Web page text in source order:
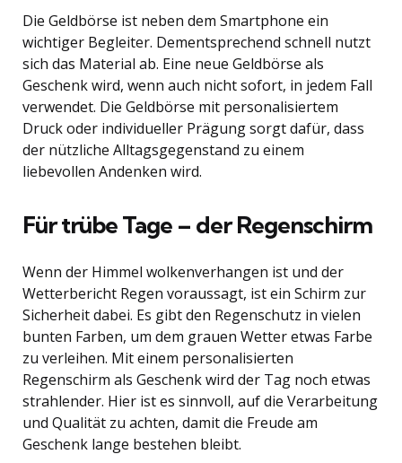
Die Geldbörse ist neben dem Smartphone ein
wichtiger Begleiter. Dementsprechend schnell nutzt
sich das Material ab. Eine neue Geldbörse als
Geschenk wird, wenn auch nicht sofort, in jedem Fall
verwendet. Die Geldbörse mit personalisiertem
Druck oder individueller Prägung sorgt dafür, dass
der nützliche Alltagsgegenstand zu einem
liebevollen Andenken wird.
Für trübe Tage – der Regenschirm
Wenn der Himmel wolkenverhangen ist und der
Wetterbericht Regen voraussagt, ist ein Schirm zur
Sicherheit dabei. Es gibt den Regenschutz in vielen
bunten Farben, um dem grauen Wetter etwas Farbe
zu verleihen. Mit einem personalisierten
Regenschirm als Geschenk wird der Tag noch etwas
strahlender. Hier ist es sinnvoll, auf die Verarbeitung
und Qualität zu achten, damit die Freude am
Geschenk lange bestehen bleibt.